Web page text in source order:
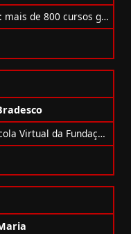
Explore a plataforma EV.G da Enap: mais de 800 cursos gratuitos para servidores e cidadãos com certificado e acesso unificado.
Conheça os cursos gratuitos da Escola Virtual da Fundação Bradesco para impulsionar sua carreira com certificados e aprendizado acessível.